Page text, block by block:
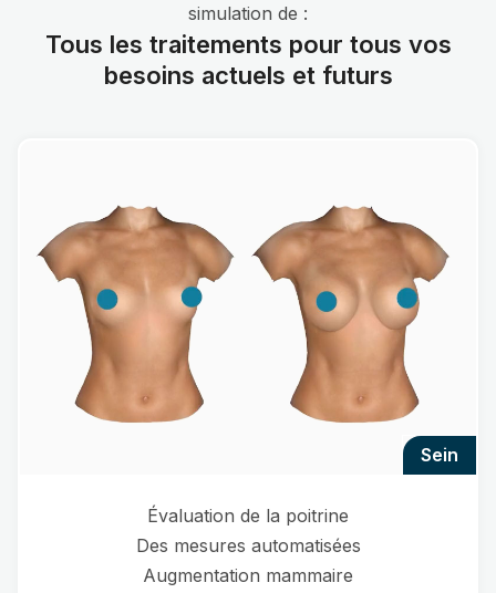
simulation de :
Tous les traitements pour tous vos
besoins actuels et futurs
sein
Évaluation de la poitrine
Des mesures automatisées
Augmentation mammaire